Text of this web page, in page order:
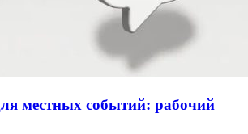
местных событий: рабочий